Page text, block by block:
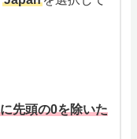
先頭の0を除いた